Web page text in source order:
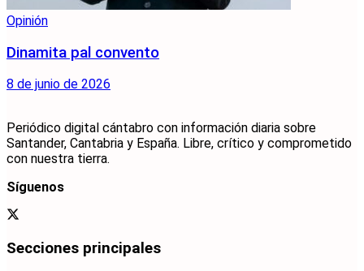
Opinión
Dinamita pal convento
8 de junio de 2026
Periódico digital cántabro con información diaria sobre
Santander, Cantabria y España. Libre, crítico y comprometido
con nuestra tierra.
Síguenos
Secciones principales